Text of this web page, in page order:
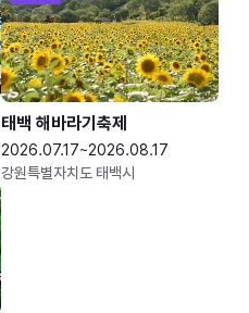
태백 해바라기축제
2026.07.17~2026.08.17
강원특별자치도 태백시